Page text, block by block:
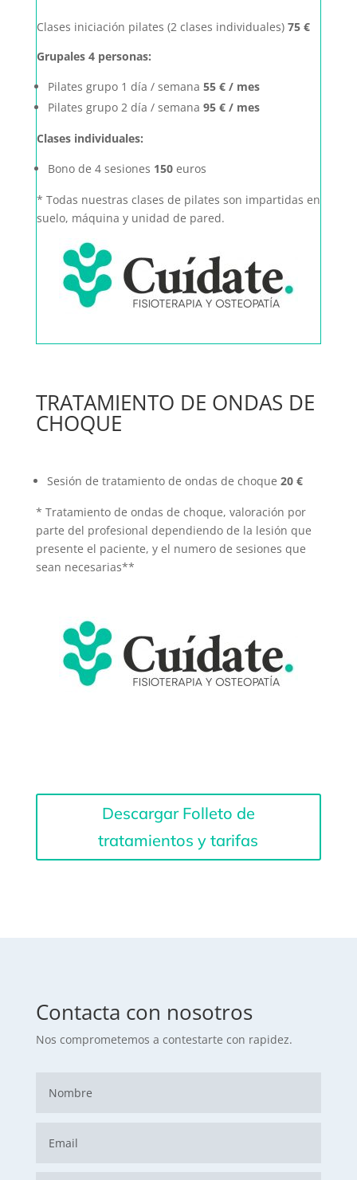
Clases iniciación pilates (2 clases individuales) 75 €
Grupales 4 personas:
Pilates grupo 1 día / semana 55 € / mes
Pilates grupo 2 día / semana 95 € / mes
Clases individuales:
Bono de 4 sesiones 150euros
* Todas nuestras clases de pilates son impartidas en
suelo, máquina y unidad de pared.
TRATAMIENTO DE ONDAS DE
CHOQUE
Sesión de tratamiento de ondas de choque 20 €
* Tratamiento de ondas de choque, valoración por
parte del profesional dependiendo de la lesión que
presente el paciente, y el numero de sesiones que
sean necesarias**
Descargar Folleto de
tratamientos y tarifas
Contacta con nosotros
Nos comprometemos a contestarte con rapidez.